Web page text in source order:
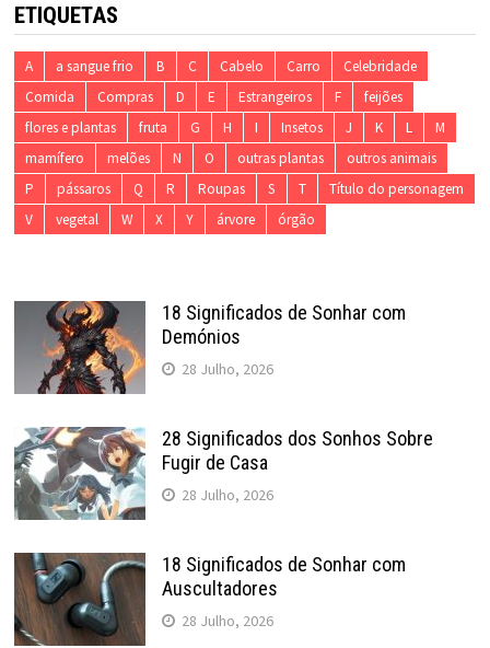
ETIQUETAS
A a sangue frio B C Cabelo Carro
Celebridade
Comida
Compras D E Estrangeiros F
feijões
flores e plantas
fruta G H I Insetos J K L
M
mamífero
melões N O outras plantas
outros animais
P
pássaros Q R Roupas S T
Título do personagem
V
vegetal W X Y árvore órgão
18 Significados de Sonhar com
Demónios
28 Julho, 2026
28 Significados dos Sonhos Sobre
Fugir de Casa
28 Julho, 2026
18 Significados de Sonhar com
Auscultadores
28 Julho, 2026